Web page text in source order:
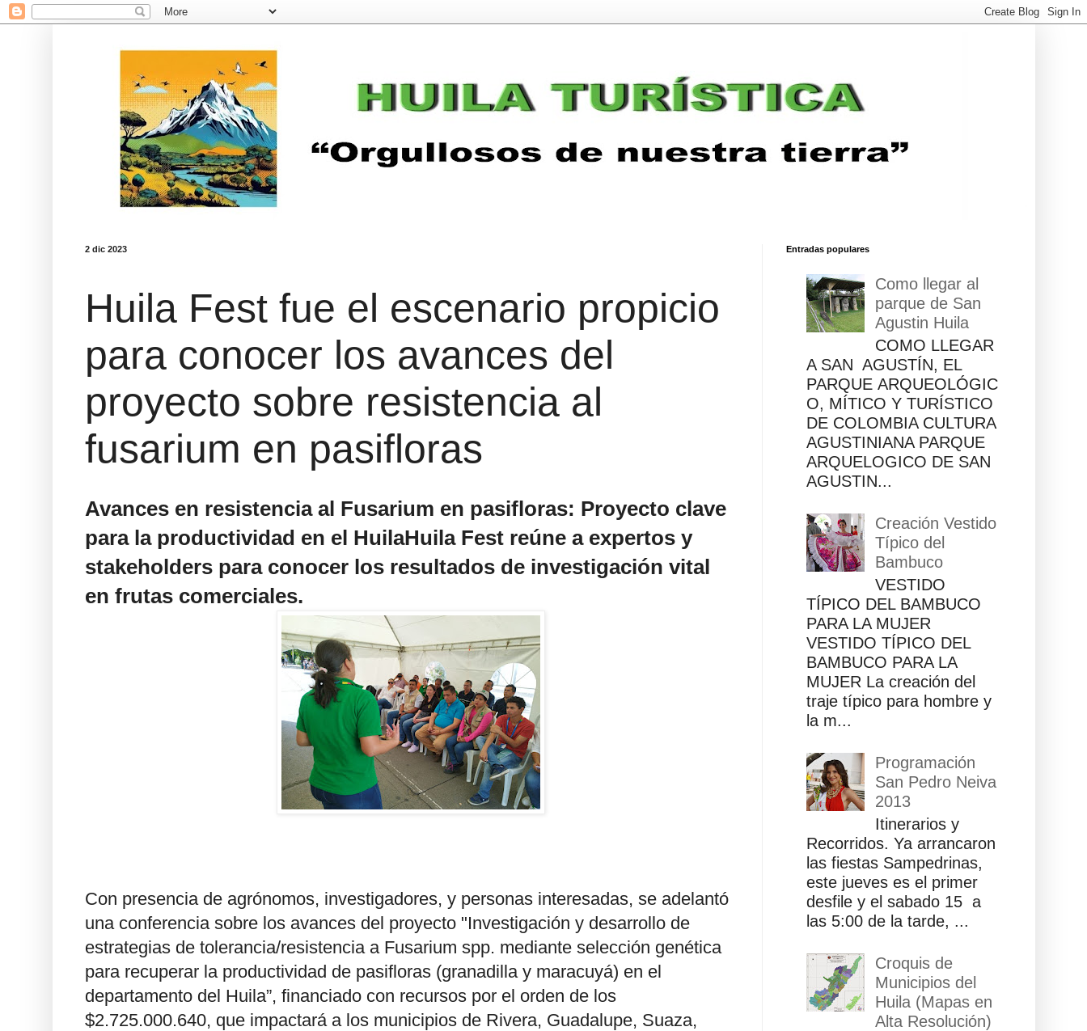
2 dic 2023
Huila Fest fue el escenario propicio
para conocer los avances del
proyecto sobre resistencia al
fusarium en pasifloras
Avances en resistencia al Fusarium en pasifloras: Proyecto clave
para la productividad en el HuilaHuila Fest reúne a expertos y
stakeholders para conocer los resultados de investigación vital
en frutas comerciales.
Con presencia de agrónomos, investigadores, y personas interesadas, se adelantó
una conferencia sobre los avances del proyecto "Investigación y desarrollo de
estrategias de tolerancia/resistencia a Fusarium spp. mediante selección genética
para recuperar la productividad de pasifloras (granadilla y maracuyá) en el
departamento del Huila”, financiado con recursos por el orden de los
$2.725.000.640, que impactará a los municipios de Rivera, Guadalupe, Suaza,
Entradas populares
Como llegar al
parque de San
Agustin Huila
COMO LLEGAR
A SAN AGUSTÍN, EL
PARQUE ARQUEOLÓGIC
O, MÍTICO Y TURÍSTICO
DE COLOMBIA CULTURA
AGUSTINIANA PARQUE
ARQUELOGICO DE SAN
AGUSTIN...
Creación Vestido
Típico del
Bambuco
VESTIDO
TÍPICO DEL BAMBUCO
PARA LA MUJER
VESTIDO TÍPICO DEL
BAMBUCO PARA LA
MUJER La creación del
traje típico para hombre y
la m...
Programación
San Pedro Neiva
2013
Itinerarios y
Recorridos. Ya arrancaron
las fiestas Sampedrinas,
este jueves es el primer
desfile y el sabado 15 a
las 5:00 de la tarde, ...
Croquis de
Municipios del
Huila (Mapas en
Alta Resolución)